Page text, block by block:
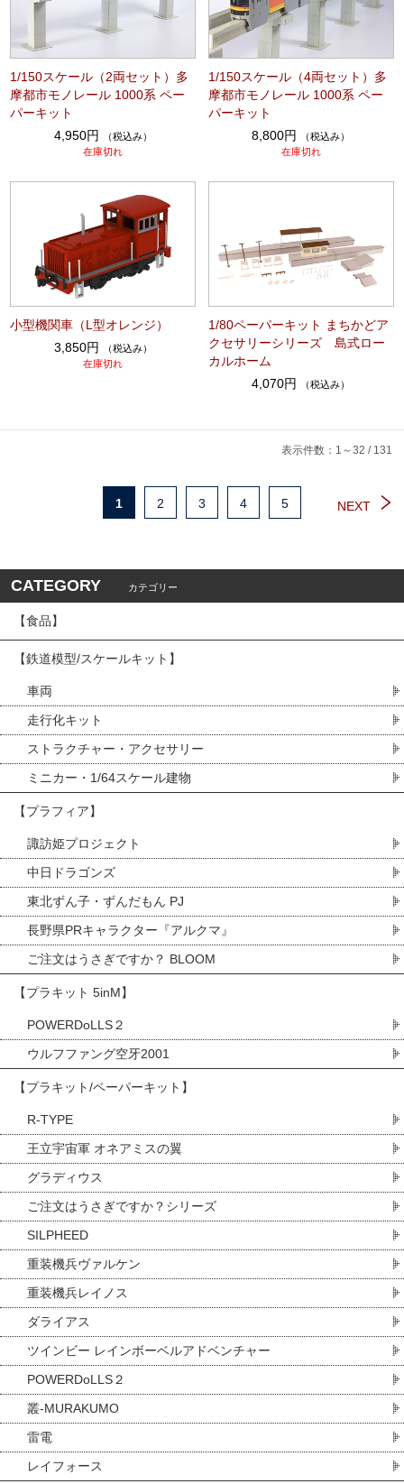
1/150スケール（2両セット）多
摩都市モノレール 1000系 ペー
パーキット
4,950円
（税込み）
在庫切れ
1/150スケール（4両セット）多
摩都市モノレール 1000系 ペー
パーキット
8,800円
（税込み）
在庫切れ
小型機関車（L型オレンジ）
3,850円
（税込み）
在庫切れ
1/80ペーパーキット まちかどア
クセサリーシリーズ 島式ロー
カルホーム
4,070円
（税込み）
表示件数：1～32 / 131
NEXT
1 2 3 4 5
CATEGORY カテゴリー
【食品】
【鉄道模型/スケールキット】
車両
走行化キット
ストラクチャー・アクセサリー
ミニカー・1/64スケール建物
【プラフィア】
諏訪姫プロジェクト
中日ドラゴンズ
東北ずん子・ずんだもん PJ
長野県PRキャラクター『アルクマ』
ご注文はうさぎですか？ BLOOM
【プラキット 5inM】
POWERDoLLS２
ウルフファング空牙2001
【プラキット/ペーパーキット】
R-TYPE
王立宇宙軍 オネアミスの翼
グラディウス
ご注文はうさぎですか？シリーズ
SILPHEED
重装機兵ヴァルケン
重装機兵レイノス
ダライアス
ツインビー レインボーベルアドベンチャー
POWERDoLLS２
叢-MURAKUMO
雷電
レイフォース